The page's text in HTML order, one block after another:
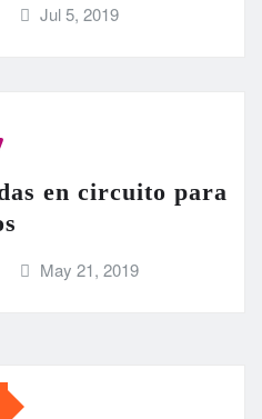
Jul 5, 2019
en circuito para
May 21, 2019